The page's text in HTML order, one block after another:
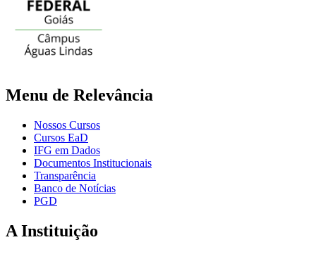
Menu de Relevância
Nossos Cursos
Cursos EaD
IFG em Dados
Documentos Institucionais
Transparência
Banco de Notícias
PGD
A Instituição